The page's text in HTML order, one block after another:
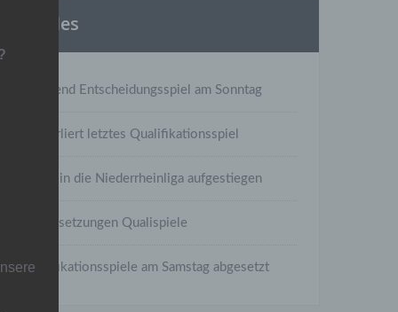
Aktuelles
A-Jugend Entscheidungsspiel am Sonntag
C1 verliert letztes Qualifikationsspiel
C1 ist in die Niederrheinliga aufgestiegen
Neuansetzungen Qualispiele
Qualifikationsspiele am Samstag abgesetzt